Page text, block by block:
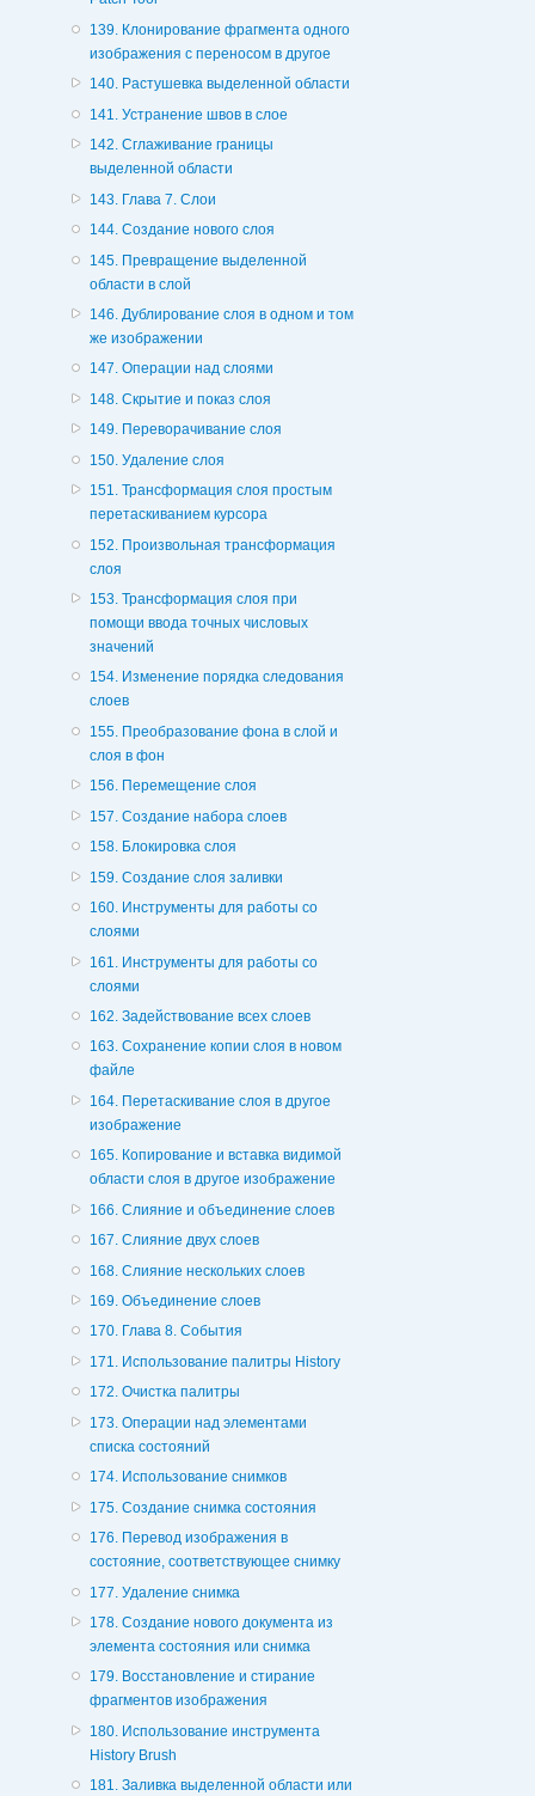
139. Клонирование фрагмента одного
изображения с переносом в другое
140. Растушевка выделенной области
141. Устранение швов в слое
142. Сглаживание границы
выделенной области
143. Глава 7. Слои
144. Создание нового слоя
145. Превращение выделенной
области в слой
146. Дублирование слоя в одном и том
же изображении
147. Операции над слоями
148. Скрытие и показ слоя
149. Переворачивание слоя
150. Удаление слоя
151. Трансформация слоя простым
перетаскиванием курсора
152. Произвольная трансформация
слоя
153. Трансформация слоя при
помощи ввода точных числовых
значений
154. Изменение порядка следования
слоев
155. Преобразование фона в слой и
слоя в фон
156. Перемещение слоя
157. Создание набора слоев
158. Блокировка слоя
159. Создание слоя заливки
160. Инструменты для работы со
слоями
161. Инструменты для работы со
слоями
162. Задействование всех слоев
163. Сохранение копии слоя в новом
файле
164. Перетаскивание слоя в другое
изображение
165. Копирование и вставка видимой
области слоя в другое изображение
166. Слияние и объединение слоев
167. Слияние двух слоев
168. Слияние нескольких слоев
169. Объединение слоев
170. Глава 8. События
171. Использование палитры History
172. Очистка палитры
173. Операции над элементами
списка состояний
174. Использование снимков
175. Создание снимка состояния
176. Перевод изображения в
состояние, соответствующее снимку
177. Удаление снимка
178. Создание нового документа из
элемента состояния или снимка
179. Восстановление и стирание
фрагментов изображения
180. Использование инструмента
History Brush
181. Заливка выделенной области или